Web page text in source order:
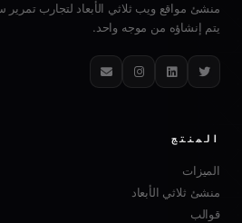
منشئ مواقع ويب ثلاثي الأبعاد لتجارب تمرير
يتم إنشاؤه من موجه واحد.
تويتر لينكدإنإنستغرامالبريد الإلكتروني
المنتج
الميزات
منشئ ثلاثي الأبعاد
قوالب